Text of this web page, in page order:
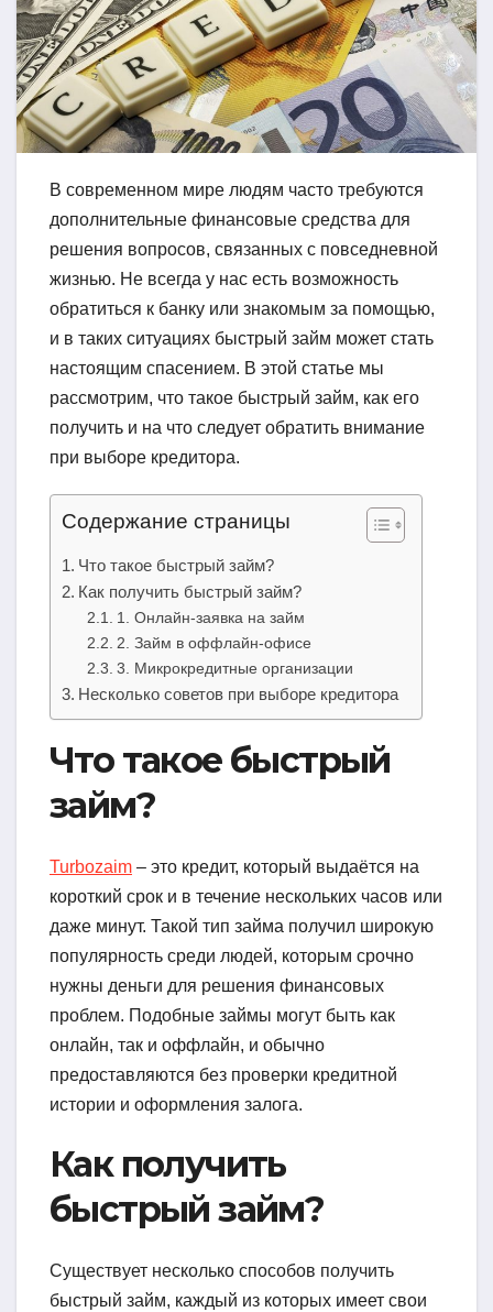
В современном мире людям часто требуются
дополнительные финансовые средства для
решения вопросов, связанных с повседневной
жизнью. Не всегда у нас есть возможность
обратиться к банку или знакомым за помощью,
и в таких ситуациях быстрый займ может стать
настоящим спасением. В этой статье мы
рассмотрим, что такое быстрый займ, как его
получить и на что следует обратить внимание
при выборе кредитора.
Содержание страницы
Что такое быстрый займ?
Как получить быстрый займ?
1. Онлайн-заявка на займ
2. Займ в оффлайн-офисе
3. Микрокредитные организации
Несколько советов при выборе кредитора
Что такое быстрый
займ?
Turbozaim – это кредит, который выдаётся на
короткий срок и в течение нескольких часов или
даже минут. Такой тип займа получил широкую
популярность среди людей, которым срочно
нужны деньги для решения финансовых
проблем. Подобные займы могут быть как
онлайн, так и оффлайн, и обычно
предоставляются без проверки кредитной
истории и оформления залога.
Как получить
быстрый займ?
Существует несколько способов получить
быстрый займ, каждый из которых имеет свои